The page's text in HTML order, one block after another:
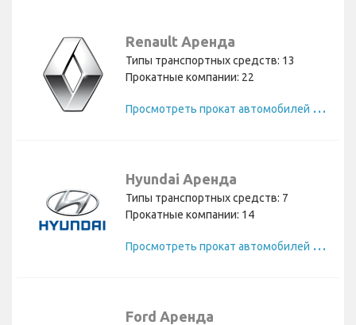
Renault Аренда
Типы транспортных средств: 13
Прокатные компании: 22
П
росмотреть прокат автомобилей Renault
Hyundai Аренда
Типы транспортных средств: 7
Прокатные компании: 14
П
росмотреть прокат автомобилей Hyundai
Ford Аренда